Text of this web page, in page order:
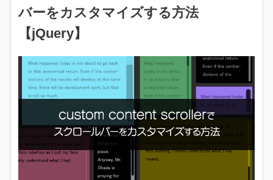
バーをカスタマイズする方法
【jQuery】